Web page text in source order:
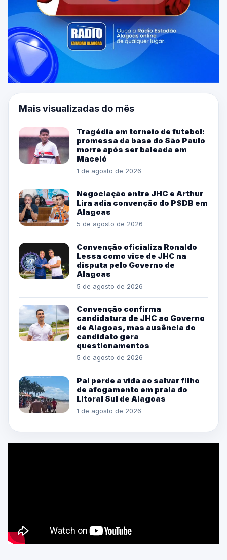
Mais visualizadas do mês
Tragédia em torneio de futebol:
promessa da base do São Paulo
morre após ser baleada em
Maceió
1 de agosto de 2026
Negociação entre JHC e Arthur
Lira adia convenção do PSDB em
Alagoas
5 de agosto de 2026
Convenção oficializa Ronaldo
Lessa como vice de JHC na
disputa pelo Governo de
Alagoas
5 de agosto de 2026
Convenção confirma
candidatura de JHC ao Governo
de Alagoas, mas ausência do
candidato gera
questionamentos
5 de agosto de 2026
Pai perde a vida ao salvar filho
de afogamento em praia do
Litoral Sul de Alagoas
1 de agosto de 2026